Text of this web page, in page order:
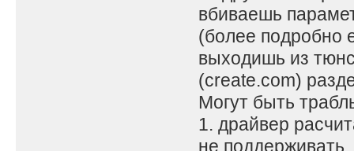
вбиваешь
(более подробно
выходишь из
(create.com)
Могут быть
1. драйвер
не поддерживать